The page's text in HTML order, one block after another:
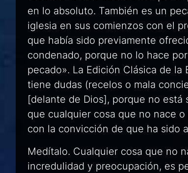
en lo absoluto. También es un
iglesia en sus comienzos con el
que había sido previamente
condenado, porque no lo hace
pecado». La Edición Clásica de la
tiene dudas (recelos o mala
[delante de Dios], porque no
que cualquier cosa que no nace
con la convicción de que ha sido
Medítalo. Cualquier cosa que no
incredulidad y preocupación, es